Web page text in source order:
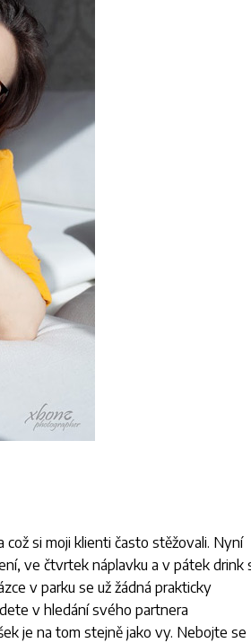
si moji klienti často stěžovali. Nyní
ve čtvrtek náplavku a v pátek drink
v parku se už žádná prakticky
v hledání svého partnera
je na tom stejně jako vy. Nebojte se